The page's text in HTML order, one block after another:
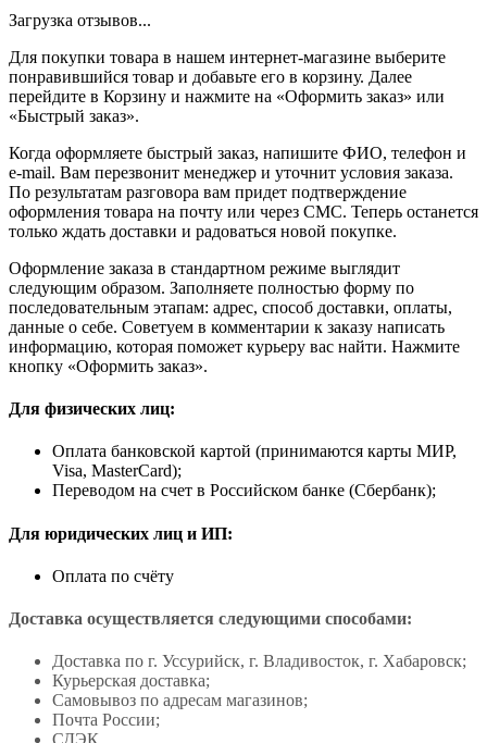
Загрузка отзывов...
Для покупки товара в нашем интернет-магазине выберите
понравившийся товар и добавьте его в корзину. Далее
перейдите в Корзину и нажмите на «Оформить заказ» или
«Быстрый заказ».
Когда оформляете быстрый заказ, напишите ФИО, телефон и
e-mail. Вам перезвонит менеджер и уточнит условия заказа.
По результатам разговора вам придет подтверждение
оформления товара на почту или через СМС. Теперь останется
только ждать доставки и радоваться новой покупке.
Оформление заказа в стандартном режиме выглядит
следующим образом. Заполняете полностью форму по
последовательным этапам: адрес, способ доставки, оплаты,
данные о себе. Советуем в комментарии к заказу написать
информацию, которая поможет курьеру вас найти. Нажмите
кнопку «Оформить заказ».
Для физических лиц:
Оплата банковской картой (принимаются карты МИР,
Visa, MasterCard);
Переводом на счет в Российском банке (Сбербанк);
Для юридических лиц и ИП:
Оплата по счёту
Доставка осуществляется следующими способами:
Доставка по г. Уссурийск, г. Владивосток, г. Хабаровск;
Курьерская доставка;
Самовывоз по адресам магазинов;
Почта России;